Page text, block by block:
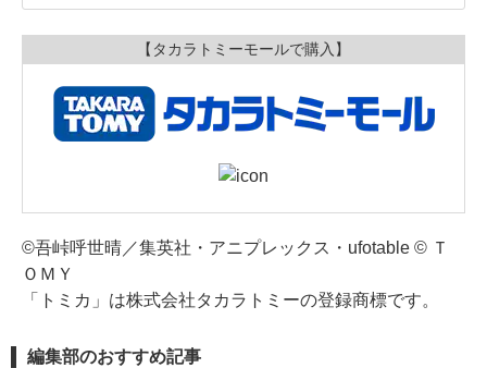
【タカラトミーモールで購入】
©吾峠呼世晴／集英社・アニプレックス・ufotable © Ｔ
ＯＭＹ
「トミカ」は株式会社タカラトミーの登録商標です。
編集部のおすすめ記事